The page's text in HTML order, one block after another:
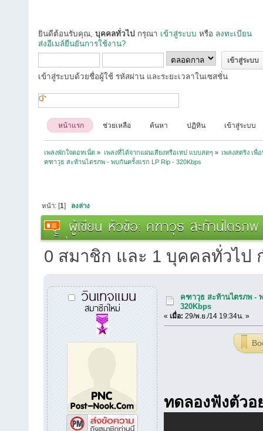
ยินดีต้อนรับคุณ, บุคคลทั่วไป กรุณา เข้าสู่ระบบ หรือ ลงทะเบียน
ส่งอีเมล์ยืนยันการใช้งาน?
เข้าสู่ระบบด้วยชื่อผู้ใช้ รหัสผ่าน และระยะเวลาในเซสชั่น
หน้าแรก ช่วยเหลือ ค้นหา ปฏิทิน เข้าสู่ระบบ
เพลงพักใจดอทเน็ต » เพลงที่ได้จากแผ่นเสียงหรือเทป แบบสดๆ » เพลงสตริง เพื่
คฑาวุธ สะท้านไตรภพ - พบกันครั้งแรก LP Rip - 320Kbps
หน้า: [1] ลงล่าง
ผู้เขียน หัวข้อ: คฑาวุธ สะท้านไตรภ
ครั้ง)
0 สมาชิก และ 1 บุคคลทั่วไป
วินเทจแมน
สมาชิกใหม่
คฑาวุธ สะท้านไตรภพ -
320Kbps
« เมื่อ: 29/พ.ย./14 19:34น. »
ทดลองฟังตัวอ